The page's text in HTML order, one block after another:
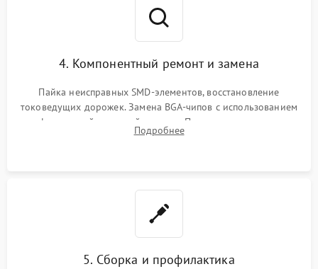
4. Компонентный ремонт и замена
Пайка неисправных SMD-элементов, восстановление
токоведущих дорожек. Замена BGA-чипов с использованием
инфракрасной паяльной станции. Прошивка микросхемы
BIOS или замена поврежденных портов USB
Подробнее
5. Сборка и профилактика